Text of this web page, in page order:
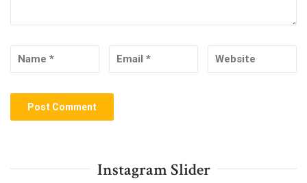
Instagram Slider